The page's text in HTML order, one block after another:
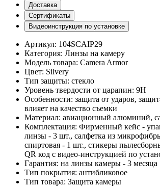
Доставка
Сертификаты
Видеоинструкция по установке
Артикул: 104SCAIP29
Категория: Линзы на камеру
Модель товара: Camera Armor
Цвет: Silvery
Тип защиты: стекло
Уровень твердости от царапин: 9H
Особенности: защита от ударов,
влияет на качество съемки
Материал: авиационный алюминий,
Комплектация: Фирменный кейс -
линзы - 3 шт., салфетка из
спиртовая - 1 шт., стикеры
QR код с видео-инструкцией по
Гарантия: на линзы камеры - 3 месяца
Тип покрытия: антибликовое
Тип товара: Защита камеры